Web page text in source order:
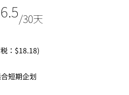
/30天
：$18.18)
短期企划